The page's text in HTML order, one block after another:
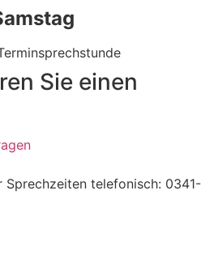
Sie einen
telefonisch: 0341-